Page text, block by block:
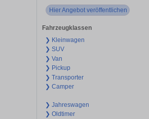
Hier Angebot veröffentlichen
Fahrzeugklassen
❯ Kleinwagen
❯ SUV
❯ Van
❯ Pickup
❯ Transporter
❯ Camper
❯ Jahreswagen
❯ Oldtimer